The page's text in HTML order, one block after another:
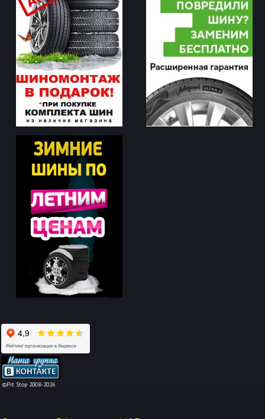
©Pit Stop 2008-2026
-->